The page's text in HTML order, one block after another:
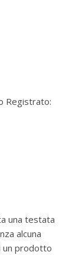
Registrato:
una testata
alcuna
un prodotto